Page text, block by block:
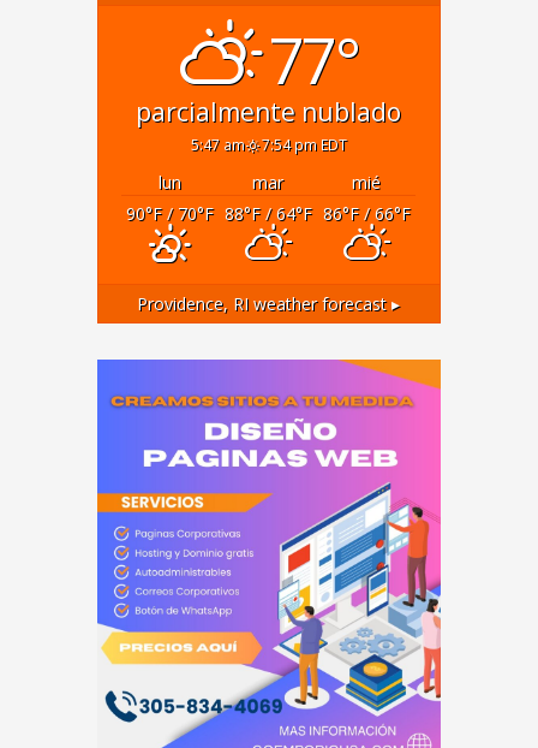
77°
parcialmente nublado
5:47 am 7:54 pm EDT
lun mar
mié
90°F/ 70°F 88°F/ 64°F 86°F/ 66°F
Providence, RI weather forecast ▸